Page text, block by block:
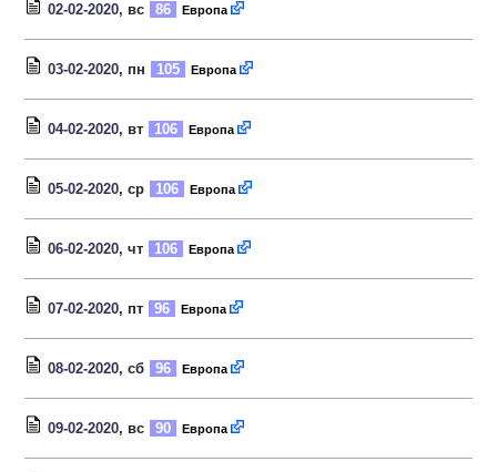
02-02-2020, вс 86 Европа
03-02-2020, пн 105 Европа
04-02-2020, вт 106 Европа
05-02-2020, ср 106 Европа
06-02-2020, чт 106 Европа
07-02-2020, пт 96 Европа
08-02-2020, сб 96 Европа
09-02-2020, вс 90 Европа